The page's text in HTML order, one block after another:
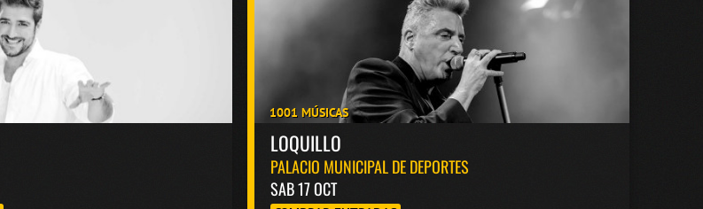
1001 MÚSICAS
LOQUILLO
PALACIO MUNICIPAL DE DEPORTES
SAB 17 OCT